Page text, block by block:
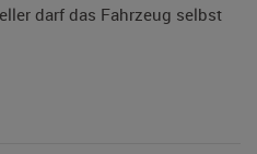
darf das Fahrzeug selbst